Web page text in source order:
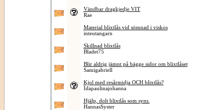
Vändbar dragkjedje VIT
Rae
Material blixtlås vid sömnad i viskos
inteutangarn
Skillnad blixtlås
Bladet75
Blir aldrig jämnt på bägge sidor om blixtlåset
Samigabriell
Kjol med resårmidja OCH blixtlås?
Idapaulinajohanna
Hjälp, dolt blixtlås som syns.
HannasSyster